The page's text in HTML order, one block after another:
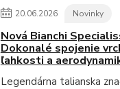
20.06.2026 Novinky
Nová Bianchi
Dokonalé spojenie
ľahkosti a
Legendárna talianska